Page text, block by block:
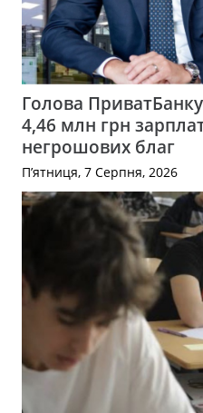
Голова
4,46 млн грн
негрошових благ
П’ятниця, 7 Серпня, 2026